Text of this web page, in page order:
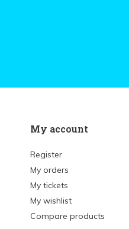
My account
Register
My orders
My tickets
My wishlist
Compare products